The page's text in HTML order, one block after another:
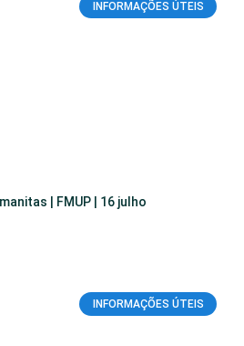
INFORMAÇÕES ÚTEIS
| FMUP | 16 julho
INFORMAÇÕES ÚTEIS